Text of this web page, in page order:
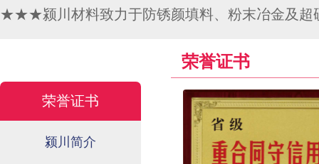
★★★颍川材料致力于防锈颜填料、粉末冶金及超
荣誉证书
颍川简介
荣誉证书